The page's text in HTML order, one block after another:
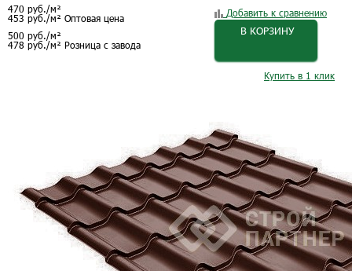
470 руб./м²
453 руб./м² Оптовая цена
500 руб./м²
478 руб./м² Розница с завода
Добавить к сравнению
В КОРЗИНУ
Купить в 1 клик